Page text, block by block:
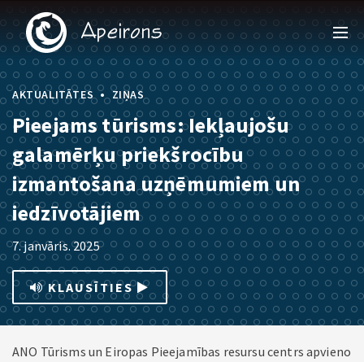
AKTUALITĀTES • ZIŅAS
Pieejams tūrisms: Iekļaujošu
galamērķu priekšrocību
izmantošana uzņēmumiem un
iedzīvotājiem
7. janvāris. 2025
KLAUSĪTIES
ANO Tūrisms un Eiropas Pieejamības resursu centrs apvieno